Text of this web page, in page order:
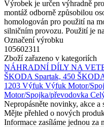
Výrobek je určen výhradně
montáž odborně způsobilou
homologován pro použití na
silničním provozu. Použití je
Označení výrobku
105602311
Zboží zařazeno v kategoriích
NÁHRADNÍ DÍLY NA
ŠKODA Spartak, 450
1203 Výfuk Výfuk Motor/
Motor/Spojka/převodovka
Nepropásněte novinky, akce a
Mějte přehled o nových
Informace zasíláme jednou za